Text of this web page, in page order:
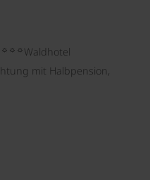
Waldhotel
mit Halbpension,